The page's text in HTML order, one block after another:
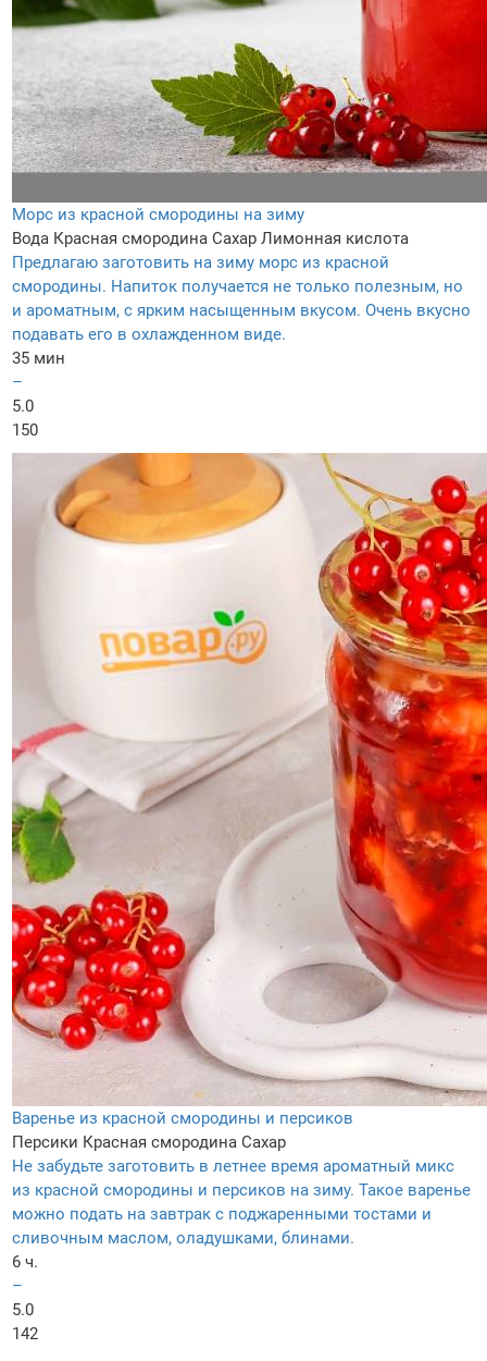
Морс из красной смородины на зиму
Вода Красная смородина Сахар Лимонная кислота
Предлагаю заготовить на зиму морс из красной
смородины. Напиток получается не только полезным, но
и ароматным, с ярким насыщенным вкусом. Очень вкусно
подавать его в охлажденном виде.
35 мин
–
5.0
150
Варенье из красной смородины и персиков
Персики Красная смородина Сахар
Не забудьте заготовить в летнее время ароматный микс
из красной смородины и персиков на зиму. Такое варенье
можно подать на завтрак с поджаренными тостами и
сливочным маслом, оладушками, блинами.
6 ч.
–
5.0
142